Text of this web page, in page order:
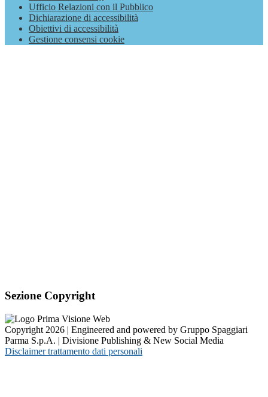
Ufficio Relazioni con il Pubblico
Dichiarazione di accessibilità
Obiettivi di accessibilità
Gestione consensi cookie
Sezione Copyright
Copyright 2026 | Engineered and powered by Gruppo Spaggiari
Parma S.p.A. | Divisione Publishing & New Social Media
Disclaimer trattamento dati personali